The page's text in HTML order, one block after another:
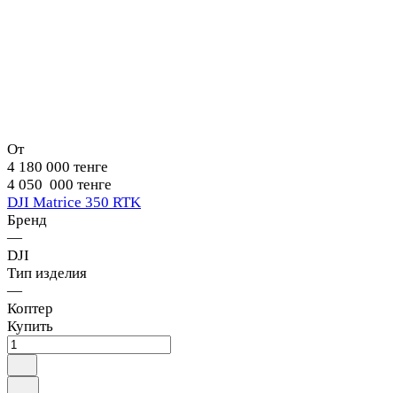
От
4 180 000 тенге
4 050 000 тенге
DJI Matrice 350 RTK
Бренд
—
DJI
Тип изделия
—
Коптер
Купить